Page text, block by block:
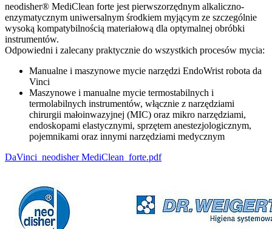
neodisher® MediClean forte jest pierwszorzędnym alkaliczno-
enzymatycznym uniwersalnym środkiem myjącym ze szczególnie
wysoką kompatybilnością materiałową dla optymalnej obróbki
instrumentów.
Odpowiedni i zalecany praktycznie do wszystkich procesów mycia:
Manualne i maszynowe mycie narzędzi EndoWrist robota da
Vinci
Maszynowe i manualne mycie termostabilnych i
termolabilnych instrumentów, włącznie z narzędziami
chirurgii małoinwazyjnej (MIC) oraz mikro narzędziami,
endoskopami elastycznymi, sprzętem anestezjologicznym,
pojemnikami oraz innymi narzędziami medycznym
DaVinci_neodisher MediClean_forte.pdf